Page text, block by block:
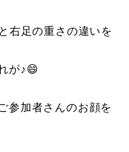
右足の重さの違いを⁡
が♪⁡😄
参加者さんのお顔を